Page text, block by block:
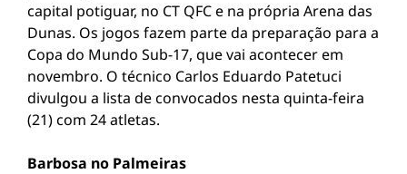
capital potiguar, no CT QFC e na própria Arena das
Dunas. Os jogos fazem parte da preparação para a
Copa do Mundo Sub-17, que vai acontecer em
novembro. O técnico Carlos Eduardo Patetuci
divulgou a lista de convocados nesta quinta-feira
(21) com 24 atletas.
Barbosa no Palmeiras